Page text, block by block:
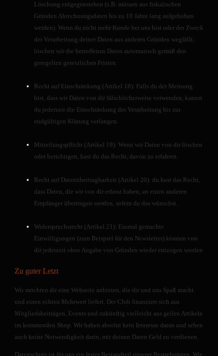
Löschung entgegenstehen (z.B. müssen aus fiskalischen
Gründen Abrechnungsdaten bis zu 10 Jahre lang aufgehoben
werden). Wenn du nicht mehr Kunde bei uns bist oder der Zweck
der Verarbeitung deiner Daten aus anderen Gründen wegfällt,
löschen wir die betroffenen Daten automatisch gemäß den
geregelten gesetzlichen Fristen.
Recht auf Einschränkung (Artikel 18): Falls du der Meinung
bist, dass wir Daten von dir fälschlicherweise verwenden, kannst
du jederzeit die Einschränkung der Verarbeitung bis zur
endgültigen Klärung verlangen.
Mitteilungspflicht (Artikel 19): Wenn wir Daten von dir löschen
oder berichtigen, hast du das Recht, davon zu erfahren.
Recht auf Datenübertragbarkeit (Artikel 20): du hast das Recht,
dass Daten, die wir von dir erfasst haben, an einen anderen
Empfänger übertragen werden, sofern du das wünschst.
Widerspruchsrecht (Artikel 21): Einmal gemachte
Einwilligungen (zum Beispiel für den Newsletter) können von
dir jederzeit ohne Angabe von Gründen wieder entzogen werden
Zu guter Letzt
Wir möchten dir eine Webseite anbieten, die dir und uns Spaß macht
und einen echten Mehrwert liefert. Der Club finanziert sich aus
Mitgliedsbeiträgen, Events und zukünftig vielleicht aus geilen Artikeln
im kommenden Shop. Wir haben absolut kein Interesse daran und sehen
auch keine Notwendigkeit darin, mit deinen Daten Geld zu verdienen.
Datenschutz ist für uns ein fester Bestandteil unserer Bestrebungen. Wir
o
s
k
ö
n